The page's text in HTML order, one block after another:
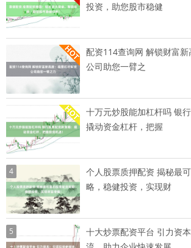
投资，助您股市稳健
配资114查询网 解锁财富
公司助您一臂之
十万元炒股能加杠杆吗 银
撬动资金杠杆，把握
4
个人股票质押配资 揭秘最
略，稳健投资，实现财
5
十大炒票配资平台 引力资